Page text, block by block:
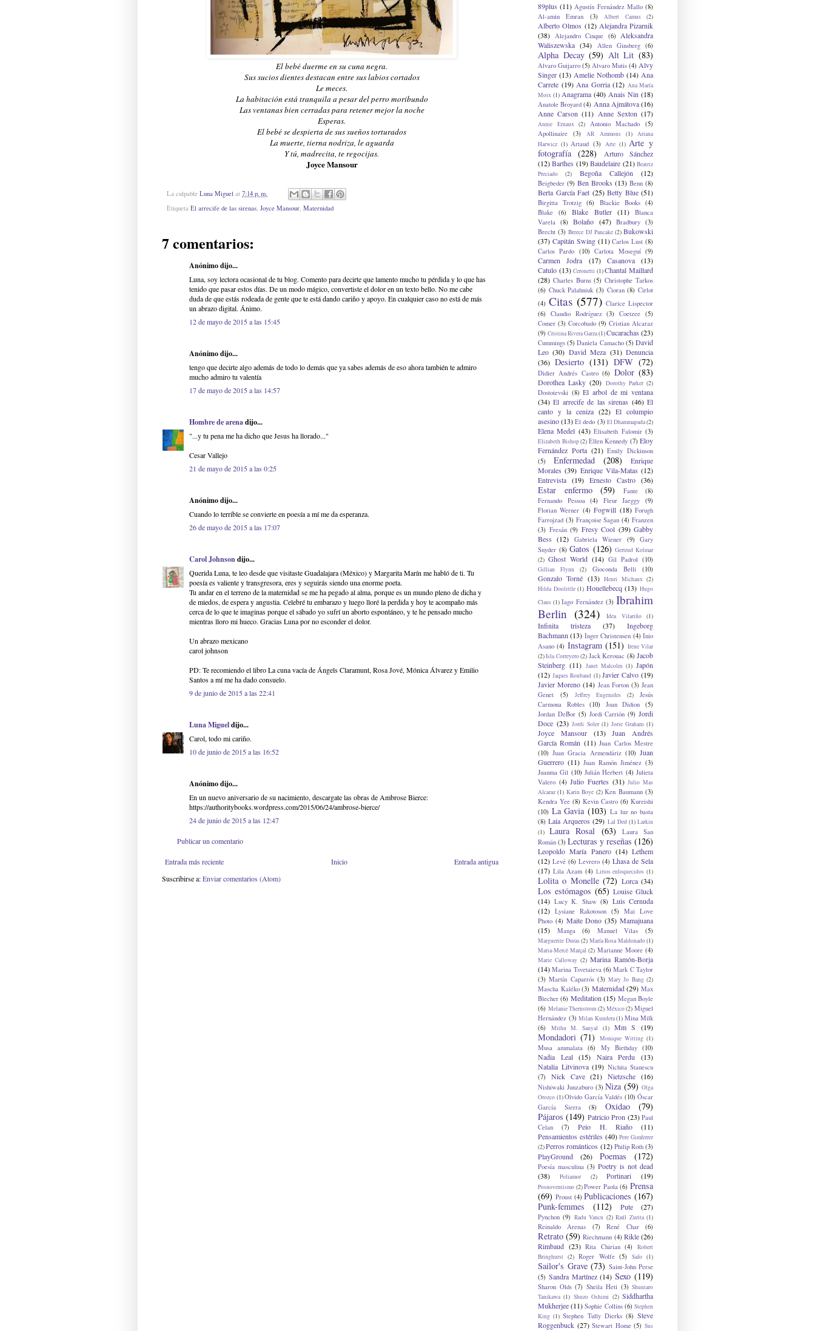
El bebé duerme en su cuna negra.
Sus sucios dientes destacan entre sus labios cortados
Le meces.
La habitación está tranquila a pesar del perro moribundo
Las ventanas bien cerradas para retener mejor la noche
Esperas.
El bebé se despierta de sus sueños torturados
La muerte, tierna nodriza, le aguarda
Y tú, madrecita, te regocijas.
Joyce Mansour
La culpable Luna Miguel at 7:14 p. m.
Etiqueta El arrecife de las sirenas, Joyce Mansour, Maternidad
7 comentarios:
Anónimo dijo...
Luna, soy lectora ocasional de tu blog. Comento para decirte que lamento mucho tu pérdida y lo que has
tenido que pasar estos días. De un modo mágico, convertiste el dolor en un texto bello. No me cabe
duda de que estás rodeada de gente que te está dando cariño y apoyo. En cualquier caso no está de más
un abrazo digital. Ánimo.
12 de mayo de 2015 a las 15:45
Anónimo dijo...
tengo que decirte algo además de todo lo demás que ya sabes además de eso ahora también te admiro
mucho admiro tu valentía
17 de mayo de 2015 a las 14:57
Hombre de arenadijo...
"...y tu pena me ha dicho que Jesus ha llorado..."
Cesar Vallejo
21 de mayo de 2015 a las 0:25
Anónimo dijo...
Cuando lo terrible se convierte en poesía a mí me da esperanza.
26 de mayo de 2015 a las 17:07
Carol Johnsondijo...
Querida Luna, te leo desde que visitaste Guadalajara (México) y Margarita Marín me habló de ti. Tu
poesía es valiente y transgresora, eres y seguirás siendo una enorme poeta.
Tu andar en el terreno de la maternidad se me ha pegado al alma, porque es un mundo pleno de dicha y
de miedos, de espera y angustia. Celebré tu embarazo y luego lloré la perdida y hoy te acompaño más
cerca de lo que te imaginas porque el sábado yo sufrí un aborto espontáneo, y te he pensado mucho
mientras lloro mi hueco. Gracias Luna por no esconder el dolor.
Un abrazo mexicano
carol johnson
PD: Te recomiendo el libro La cuna vacía de Ángels Claramunt, Rosa Jové, Mónica Álvarez y Emilio
Santos a mí me ha dado consuelo.
9 de junio de 2015 a las 22:41
Luna Migueldijo...
Carol, todo mi cariño.
10 de junio de 2015 a las 16:52
Anónimo dijo...
En un nuevo aniversario de su nacimiento, descargate las obras de Ambrose Bierce:
https://authoritybooks.wordpress.com/2015/06/24/ambrose-bierce/
24 de junio de 2015 a las 12:47
Publicar un comentario
Entrada más reciente Entrada antigua
Inicio
Suscribirse a:Enviar comentarios (Atom)
89plus (11) Agustín Fernández Mallo (8)
Al-amin Emran
(3) Albert Camus (2)
Alberto Olmos (12) Alejandra Pizarnik
(38)
Alejandro Cinque (6)
Aleksandra
Waliszewska (34) Allen Ginsberg (6)
Alpha Decay (59) Alt Lit (83)
Alvaro Guijarro (5) Alvaro Mutis (4) Alvy
Singer (13) Amelie Nothomb (14) Ana
Carrete (19) Ana Gorria (12) Ana María
Moix (1) Anagrama (40) Anais Nin (18)
Anatole Broyard (4) Anna Ajmátova (16)
Anne Carson (11) Anne Sexton (17)
Annie Ernaux (2) Antonio Machado
(5)
Apollinaire
(3) AR Ammons (1)
Ariana
Harwicz (1) Artaud (3) Arte (1) Arte y
fotografía (228)
Arturo Sánchez
(12) Barthes (19) Baudelaire (21) Beatriz
Preciado
(2) Begoña Callejón (12)
Beigbeder (9) Ben Brooks (13) Benn (8)
Berta García Faet (25) Betty Blue (51)
Birgitta Trotzig (6) Blackie Books (4)
Blake
(6) Blake Butler (11)
Blanca
Varela
(8) Bolaño (47) Bradbury (3)
Brecht (3) Breece DJ Pancake (2) Bukowski
(37) Capitán Swing (11) Carlos Lust (8)
Carlos Pardo (10) Carlota Moseguí (9)
Carmen Jodra (17) Casanova
(13)
Catulo (13) Ceronetti (1) Chantal Maillard
(28) Charles Burns (5) Christophe Tarkos
(6) Chuck Palahniuk (3) Cioran (8) Cirlot
(4) Citas (577) Clarice Lispector
(6)
Claudio Rodríguez (3) Coetzee (5)
Comer (3) Corcobado (9) Cristian Alcaraz
(9) Cristina Rivera Garza(1)Cucarachas (23)
Cummings (5) Daniela Camacho (5) David
Leo (30) David Meza (31) Denuncia
(36) Desierto (131) DFW (72)
Didier Andrés Castro (6) Dolor (83)
Dorothea Lasky (20) Dorothy Parker (2)
Dostoievski (8) El arbol de mi ventana
(34) El arrecife de las sirenas (46) El
canto y la ceniza (22) El columpio
asesino(13) El dedo (3) El Dhammapada(2)
Elena Medel (43) Elisabeth Falomir (3)
Elizabeth Bishop(2) Ellen Kennedy (7) Eloy
Fernández Porta (21) Emily Dickinson
(5)
Enfermedad (208)
Enrique
Morales (39) Enrique Vila-Matas (12)
Entrevista (19) Ernesto Castro (36)
Estar enfermo (59) Fante
(8)
Fernando Pessoa
(4) Fleur Jaeggy
(9)
Florian Werner (4) Fogwill (18) Forugh
Farrojzad (3) Françoise Sagan (4) Franzen
(3) Fresán (9) Fresy Cool (39) Gabby
Bess (12) Gabriela Wiener (9)
Gary
Snyder (8) Gatos (126) Gertrud Kolmar
(2) Ghost World (14) Gil Padrol (10)
Gillian Flynn (2) Gioconda Belli (10)
Gonzalo Torné (13) Henri Michaux (2)
Hilda Doolittle (1) Houellebecq (13) Hugo
Claus (1) Iago Fernández (3) Ibrahim
Berlin (324) Idea Vilariño (1)
Infinita tristeza (37)
Ingeborg
Bachmann (13) Inger Christensen (4) Inio
Asano (4) Instagram (151) Irene Vilar
(2)Isla Correyero(2) Jack Kerouac (8) Jacob
Steinberg (11) Janet Malcolm (1) Japón
(12) Jaques Roubaud (1) Javier Calvo (19)
Javier Moreno (14) Jean Forton (3) Jean
Genet
(5) Jeffrey Eugenides (2)
Jesús
Carmona Robles
(10) Joan Didion
(5)
Jordan DeBor (5) Jordi Carrión (9) Jordi
Doce (23) Jordi Soler (1) Jorie Graham (1)
Joyce Mansour (13)
Juan Andrés
García Román (11) Juan Carlos Mestre
(10) Juan Gracia Armendáriz (10) Juan
Guerrero (11) Juan Ramón Jiménez (3)
Juanma Gil (10) Julián Herbert (4) Julieta
Valero (4) Julio Fuertes (31) Julio Mas
Alcaraz (1) Karin Boye (2) Ken Baumann (3)
Kendra Yee (8) Kevin Castro (6) Kureishi
(10) La Gavia (103) La luz no basta
(8) Laia Arqueros (29) Lal Ded (1) Larkin
(1)
Laura Rosal (63)
Laura San
Román (3) Lecturas y reseñas (126)
Leopoldo María Panero (14) Lethem
(12) Levé (6) Levrero (4) Lhasa de Sela
(17) Lila Azam (4) Lirios enloquecidos (1)
Lolita o Monelle (72) Lorca (34)
Los estómagos (65) Louise Gluck
(14) Lucy K. Shaw (8) Luis Cernuda
(12) Lysiane Rakotoson (5)
Mai Love
Photo (4) Maite Dono (35) Mamajuana
(15)
Manga (6) Manuel Vilas (5)
Marguerite Duras(2) María Rosa Maldonado(1)
Maria-Mercè Marçal (2) Marianne Moore (4)
Marie Calloway (2) Marina Ramón-Borja
(14) Marina Tsvetaieva (6) Mark C Taylor
(3) Martín Caparrós (3) Mary Jo Bang (2)
Mascha Kaléko (3) Maternidad (29) Max
Blecher (6) Meditation (15) Megan Boyle
(6) Melanie Thernstrom (2) México (2) Miguel
Hernández (3) Milan Kundera(1) Mina Milk
(6)
Mithu M. Sanyal (1) Mm S (19)
Mondadori (71) Monique Witting (1)
Musa ammalata (6) My Birthday (10)
Nadia Leal (15) Naira Perdu
(13)
Natalia Litvinova (19) Nichita Stanescu
(7)
Nick Cave (21) Nietzsche (16)
Nishiwaki Junzaburo (3) Niza (59) Olga
Orozco (1)Olvido García Valdés (10) Óscar
García Sierra
(8) Oxidao
(79)
Pájaros (149) Patricio Pron (23) Paul
Celan
(7) Peio H. Riaño
(11)
Pensamientos estériles (40) Pere Gimferrer
(2)Perros románticos (12) Philip Roth (3)
PlayGround (26) Poemas (172)
Poesía masculina (3) Poetry is not dead
(38)
Poliamor (2) Portinari (19)
Posnoventismo (2) Power Paola (6) Prensa
(69) Proust (4) Publicaciones (167)
Punk-femmes
(112) Pute (27)
Pynchon (9) Radu Vancu (2) Raúl Zurita (1)
Reinaldo Arenas (7) René Char (6)
Retrato (59) Riechmann (4) Rikle (26)
Rimbaud (23) Rita Chirian (4)
Robert
Bringhurst (2) Roger Wolfe (5) Safo (1)
Sailor's Grave (73) Saint-John Perse
(5) Sandra Martínez (14) Sexo (119)
Sharon Olds (7) Sheila Heti (3) Shuntaro
Tanikawa (1) Shuzo Oshimi (2) Siddhartha
Mukherjee (11) Sophie Collins (6) Stephen
King (1) Stephen Tully Dierks (8) Steve
Roggenbuck (27) Stewart Home (5) Sus